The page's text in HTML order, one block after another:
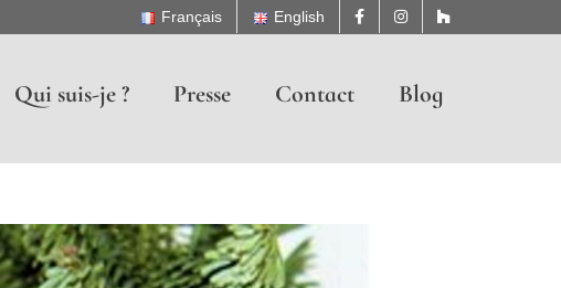
Français English
Qui suis-je ? Presse Contact Blog